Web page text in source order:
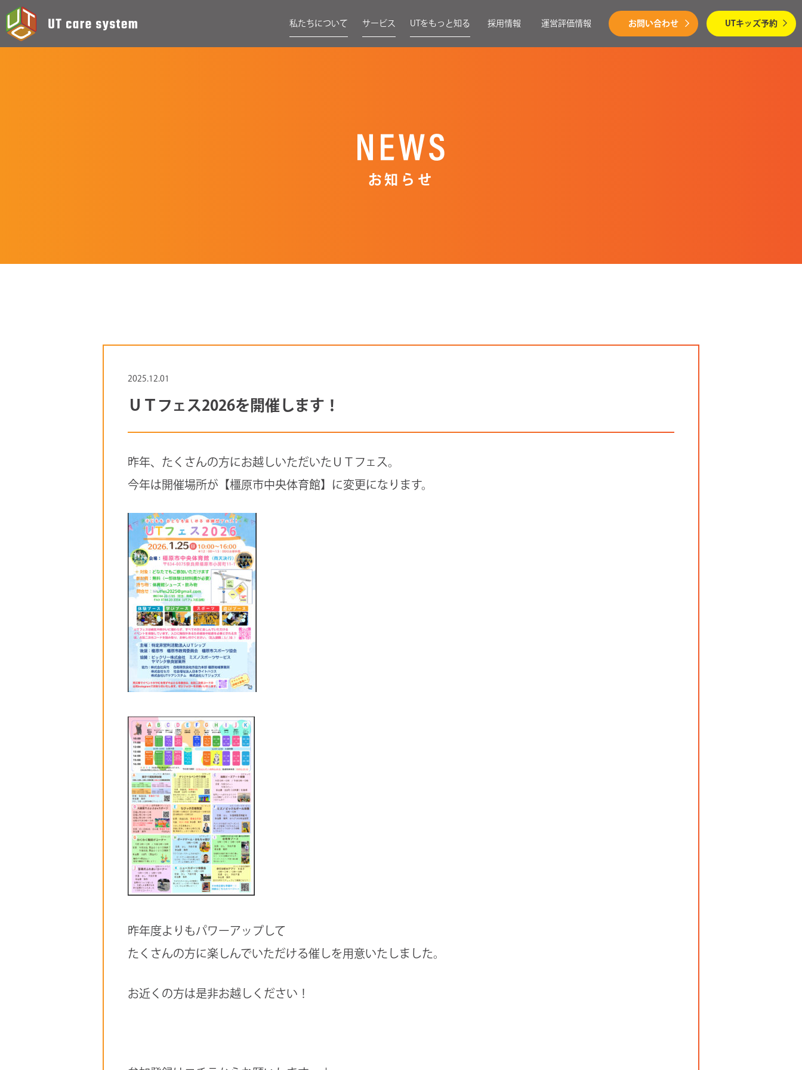
私たちについて サービス UTをもっと知る 採用情報 運営評価情報 お問い合わせ UTキッズ予約
お知らせ
2025.12.01
ＵＴフェス2026を開催します！
昨年、たくさんの方にお越しいただいたＵＴフェス。
今年は開催場所が【橿原市中央体育館】に変更になります。
昨年度よりもパワーアップして
たくさんの方に楽しんでいただける催しを用意いたしました。
お近くの方は是非お越しください！